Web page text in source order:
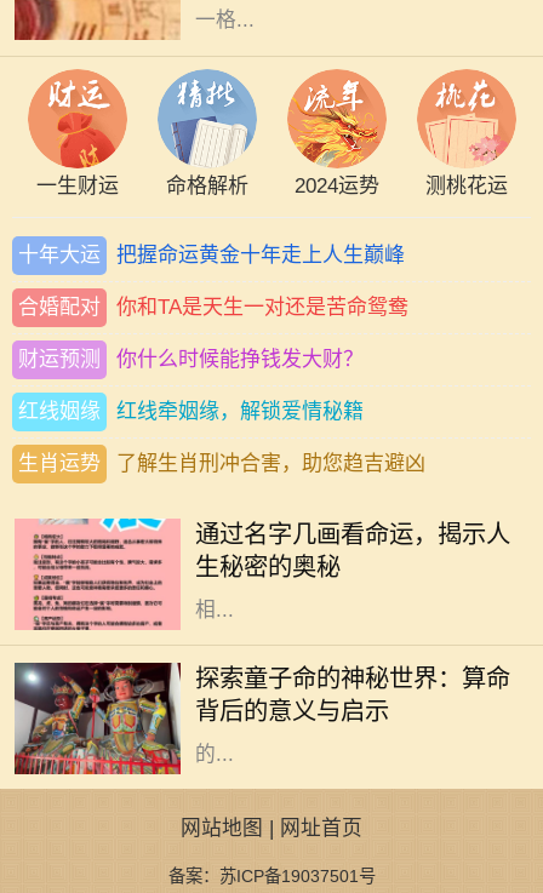
一格...
一生财运 命格解析 2024运势 测桃花运
十年大运 把握命运黄金十年走上人生巅峰
合婚配对 你和TA是天生一对还是苦命鸳鸯
财运预测 你什么时候能挣钱发大财？
红线姻缘 红线牵姻缘，解锁爱情秘籍
生肖运势 了解生肖刑冲合害，助您趋吉避凶
通过名字几画看命运，揭示人
生秘密的奥秘
在中华文化中，名字不仅承载了父母
与一个人的命运息息相关。特别是名
字的笔画数，常被认为与其五行属性
相...
探索童子命的神秘世界：算命
背后的意义与启示
在中国传统文化中，算命是一门古老
而神秘的艺术，涉及到命理、五行、
阴阳等多种哲学原理。童子命，作为
其中的一个重要概念，常常引发人们
的...
网站地图 | 网址首页
备案：苏ICP备19037501号